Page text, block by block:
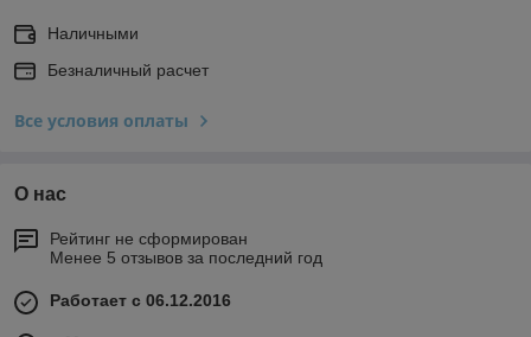
Наличными
Безналичный расчет
Все условия оплаты
О нас
Рейтинг не сформирован
Менее 5 отзывов за последний год
Работает с 06.12.2016